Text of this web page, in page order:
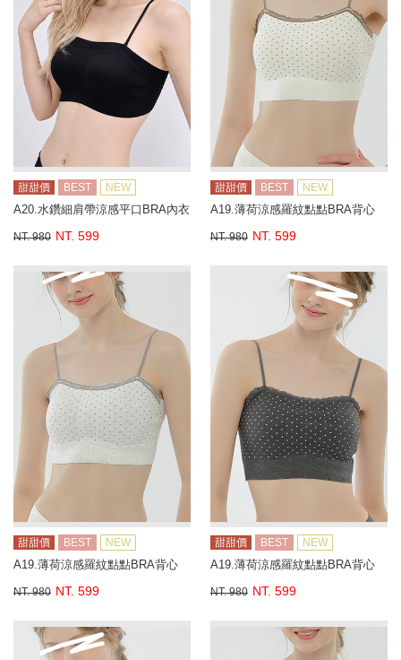
甜甜價 BEST NEW
A20.水鑽細肩帶涼感平口BRA內衣
NT. 980 NT. 599
甜甜價 BEST NEW
A19.薄荷涼感羅紋點點BRA背心
NT. 980 NT. 599
甜甜價 BEST NEW
A19.薄荷涼感羅紋點點BRA背心
NT. 980 NT. 599
甜甜價 BEST NEW
A19.薄荷涼感羅紋點點BRA背心
NT. 980 NT. 599